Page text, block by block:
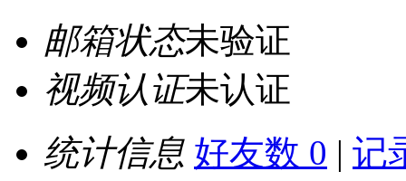
邮箱状态未验证
视频认证未认证
统计信息 好友数 0 | 记